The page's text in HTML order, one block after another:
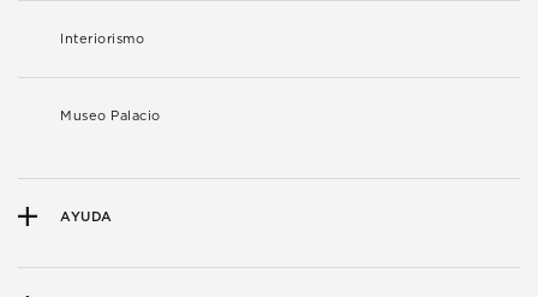
Interiorismo
Museo Palacio
AYUDA